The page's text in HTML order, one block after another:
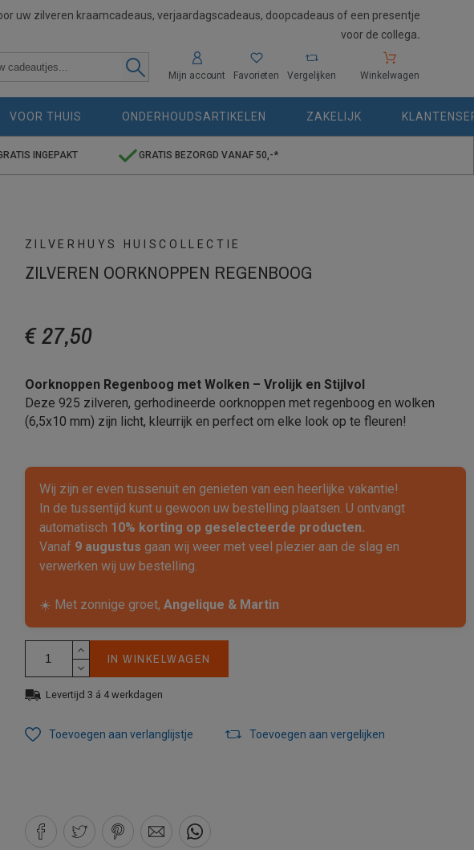
uw zilveren kraamcadeaus, verjaardagscadeaus, doopcadeaus of een presentje
voor de collega.
Mijn account Favorieten Vergelijken Winkelwagen
VOOR THUIS ONDERHOUDSARTIKELEN ZAKELIJK
INGEPAKT GRATIS BEZORGD VANAF 50,-*
ZILVERHUYS HUISCOLLECTIE
ZILVEREN OORKNOPPEN REGENBOOG
€ 27,50
Oorknoppen Regenboog met Wolken – Vrolijk en Stijlvol
Deze 925 zilveren, gerhodineerde oorknoppen met regenboog en wolken
(6,5x10 mm) zijn licht, kleurrijk en perfect om elke look op te fleuren!
Wij zijn er even tussenuit en genieten van een heerlijke vakantie!
In de tussentijd kunt u gewoon uw bestelling plaatsen. U ontvangt
automatisch 10% korting op geselecteerde producten.
Vanaf 9 augustus gaan wij weer met veel plezier aan de slag en
verwerken wij uw bestelling.
☀️ Met zonnige groet, Angelique & Martin
IN WINKELWAGEN
Levertijd 3 á 4 werkdagen
Toevoegen aan verlanglijstje Toevoegen aan vergelijken